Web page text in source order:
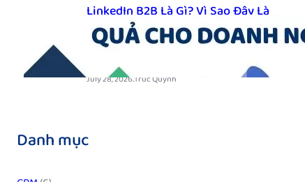
LinkedIn B2B Là Gì? Vì Sao Đây Là
Kênh Tìm Kiếm Khách Hàng Hiệu
Quả Cho Doanh Nghiệp Năm 2026
July 28, 2026.Trúc Quỳnh
Danh mục